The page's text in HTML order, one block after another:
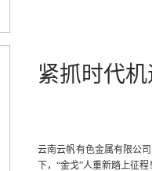
紧抓时代
云南云帆有色金属有限公
下，“金戈”人重新踏上征程